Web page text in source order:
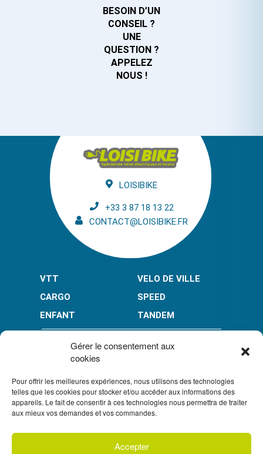
Gérer le consentement aux
cookies
Pour offrir les meilleures expériences, nous utilisons des technologies
telles que les cookies pour stocker et/ou accéder aux informations des
appareils. Le fait de consentir à ces technologies nous permettra de traiter
aux mieux vos demandes et vos commandes.
Accepter
BESOIN D’UN
CONSEIL ?
UNE
QUESTION ?
APPELEZ
NOUS !
LOISIBIKE
+33 3 87 18 13 22
CONTACT@LOISIBIKE.FR
VTT
VELO DE VILLE
CARGO
SPEED
ENFANT
TANDEM
PAIEMENT EN PLUSIEURS FOIS* :
LIMITÉ À 3000 € POUR LE 10X. LIMITÉ À 6000 € POUR LE 3X ET 4X.
CONDITION GÉNÉRALES DE VENTE